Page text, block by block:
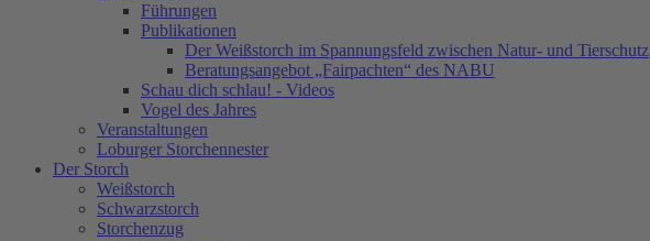
Führungen
Publikationen
Der Weißstorch im Spannungsfeld zwischen Natur- und Tierschutz
Beratungsangebot „Fairpachten“ des NABU
Schau dich schlau! - Videos
Vogel des Jahres
Veranstaltungen
Loburger Storchennester
Der Storch
Weißstorch
Schwarzstorch
Storchenzug